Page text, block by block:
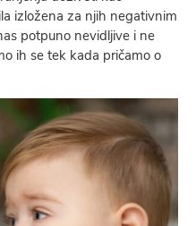
izložena za njih negativnim
potpuno nevidljive i ne
ih se tek kada pričamo o